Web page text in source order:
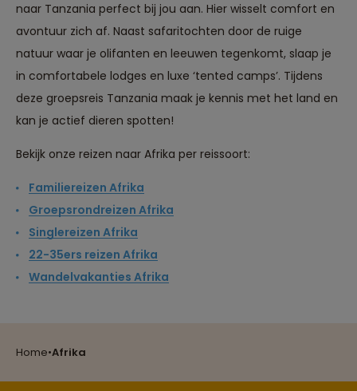
Home•Afrika
naar Tanzania perfect bij jou aan. Hier wisselt comfort en
avontuur zich af. Naast safaritochten door de ruige
natuur waar je olifanten en leeuwen tegenkomt, slaap je
in comfortabele lodges en luxe ‘tented camps’. Tijdens
deze groepsreis Tanzania maak je kennis met het land en
kan je actief dieren spotten!
Bekijk onze reizen naar Afrika per reissoort:
Familiereizen Afrika
Groepsrondreizen Afrika
Singlereizen Afrika
22-35ers reizen Afrika
Wandelvakanties Afrika
Reizen met oog voor mens, cultuur en milieu